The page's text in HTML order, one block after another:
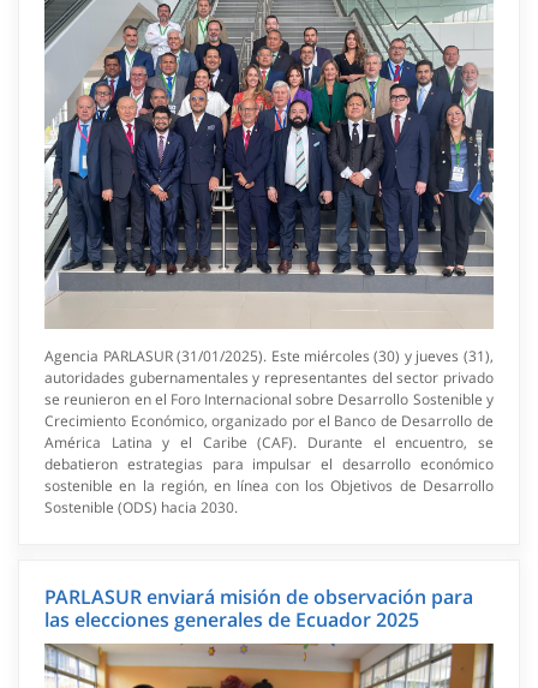
Agencia PARLASUR (31/01/2025). Este miércoles (30) y jueves (31),
autoridades gubernamentales y representantes del sector privado
se reunieron en el Foro Internacional sobre Desarrollo Sostenible y
Crecimiento Económico, organizado por el Banco de Desarrollo de
América Latina y el Caribe (CAF). Durante el encuentro, se
debatieron estrategias para impulsar el desarrollo económico
sostenible en la región, en línea con los Objetivos de Desarrollo
Sostenible (ODS) hacia 2030.
PARLASUR enviará misión de observación para
las elecciones generales de Ecuador 2025